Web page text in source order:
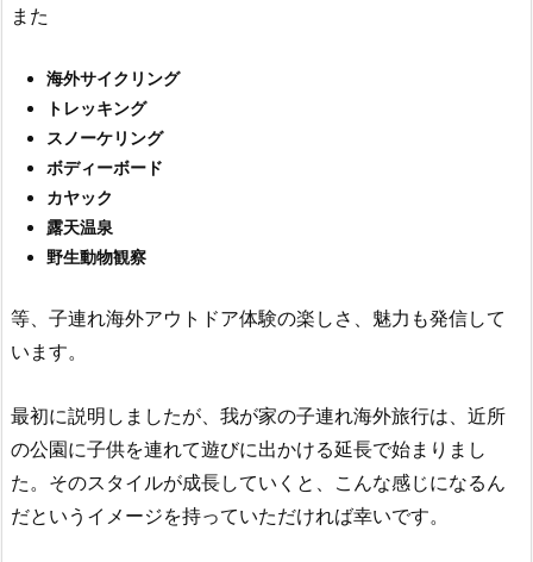
また
海外サイクリング
トレッキング
スノーケリング
ボディーボード
カヤック
露天温泉
野生動物観察
等、子連れ海外アウトドア体験の楽しさ、魅力も発信して
います。
最初に説明しましたが、我が家の子連れ海外旅行は、近所
の公園に子供を連れて遊びに出かける延長で始まりまし
た。そのスタイルが成長していくと、こんな感じになるん
だというイメージを持っていただければ幸いです。